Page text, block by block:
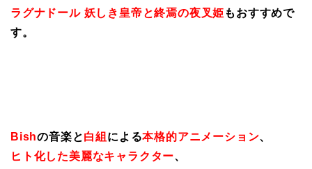
ラグナドール 妖しき皇帝と終焉の夜叉姫 もおすすめで
す。
Bishの音楽と白組 による本格的アニメーション、
ヒト化した美麗なキャラクター、